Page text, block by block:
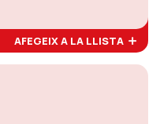
AFEGEIX A LA LLISTA